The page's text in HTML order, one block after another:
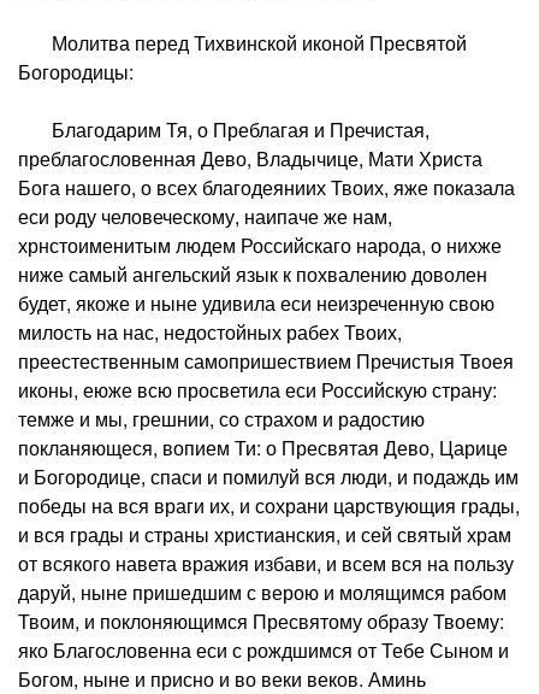
Молитва перед Тихвинской иконой Пресвятой
Богородицы:
Благодарим Тя, о Преблагая и Пречистая,
преблагословенная Дево, Владычице, Мати Христа
Бога нашего, о всех благодеяниих Твоих, яже показала
еси роду человеческому, наипаче же нам,
хрнстоименитым людем Российскаго народа, о нихже
ниже самый ангельский язык к похвалению доволен
будет, якоже и ныне удивила еси неизреченную свою
милость на нас, недостойных рабех Твоих,
преестественным самопришествием Пречистыя Твоея
иконы, еюже всю просветила еси Российскую страну:
темже и мы, грешнии, со страхом и радостию
покланяющеся, вопием Ти: о Пресвятая Дево, Царице
и Богородице, спаси и помилуй вся люди, и подаждь им
победы на вся враги их, и сохрани царствующия грады,
и вся грады и страны христианския, и сей святый храм
от всякого навета вражия избави, и всем вся на пользу
даруй, ныне пришедшим с верою и молящимся рабом
Твоим, и поклоняющимся Пресвятому образу Твоему:
яко Благословенна еси с рождшимся от Тебе Сыном и
Богом, ныне и присно и во веки веков. Аминь